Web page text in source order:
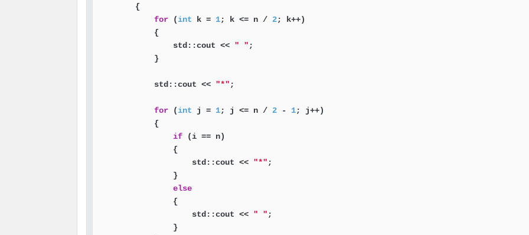
        {
for (int k = 1; k <= n / 2; k++)
            {
                std::cout <<
" " ;
            }
            std::cout <<
"*" ;
for (int j = 1; j <= n / 2 - 1; j++)
            {
if (i == n)
                {
                    std::cout <<
"*" ;
                }
else
                {
                    std::cout <<
" " ;
                }